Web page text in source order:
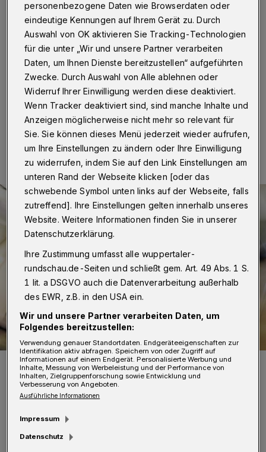
Wuppertal·Spezialeinheiten haben am
Donnerstagmorgen (3. September 2020) eine
Wohnung in Wuppertal sowie jeweils zwei in
Langenfeld und in Monheim-Baumberg durchsucht.
Anlass waren laufende Ermittlungen gegen insgesamt
sieben Personen im Alter zwischen 23 und 45 Jahren.
Gegen sie besteht der Verdacht des Drogenhandels.
03.09.2020 , 16:37 Uhr Eine Minute Lesezeit
Symbolbild.
Foto: Polizei/Jochen Tack
personenbezogene Daten wie Browserdaten oder
eindeutige Kennungen auf Ihrem Gerät zu. Durch
Auswahl von OK aktivieren Sie Tracking-Technologien
für die unter „Wir und unsere Partner verarbeiten
Daten, um Ihnen Dienste bereitzustellen“ aufgeführten
Zwecke. Durch Auswahl von Alle ablehnen oder
Widerruf Ihrer Einwilligung werden diese deaktiviert.
Wenn Tracker deaktiviert sind, sind manche Inhalte und
Anzeigen möglicherweise nicht mehr so relevant für
Sie. Sie können dieses Menü jederzeit wieder aufrufen,
um Ihre Einstellungen zu ändern oder Ihre Einwilligung
zu widerrufen, indem Sie auf den Link Einstellungen am
unteren Rand der Webseite klicken [oder das
schwebende Symbol unten links auf der Webseite, falls
zutreffend]. Ihre Einstellungen gelten innerhalb unseres
Website. Weitere Informationen finden Sie in unserer
Datenschutzerklärung.
Ihre Zustimmung umfasst alle wuppertaler-
rundschau.de-Seiten und schließt gem. Art. 49 Abs. 1 S.
1 lit. a DSGVO auch die Datenverarbeitung außerhalb
des EWR, z.B. in den USA ein.
Wir und unsere Partner verarbeiten Daten, um
Folgendes bereitzustellen:
Verwendung genauer Standortdaten. Endgeräteeigenschaften zur
Identifikation aktiv abfragen. Speichern von oder Zugriff auf
Informationen auf einem Endgerät. Personalisierte Werbung und
Inhalte, Messung von Werbeleistung und der Performance von
Inhalten, Zielgruppenforschung sowie Entwicklung und
Verbesserung von Angeboten.
Ausführliche Informationen
Impressum
Datenschutz